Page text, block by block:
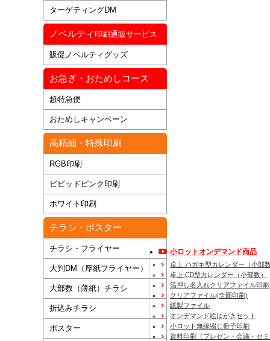
ターゲティングDM
ノベルティ 印刷通販サービス
販促ノベルティグッズ
お急ぎ・おためしコース
超特急便
おためしキャンペーン
高精細・特殊印刷
RGB印刷
ビビッドピンク印刷
ホワイト印刷
チラシ・ポスター
チラシ・フライヤー
大判DM（厚紙フライヤー）
大部数（薄紙）チラシ
折込みチラシ
ポスター
小ロットオンデマンド商品
卓上 ハガキ型カレンダー（小部
卓上 CD型カレンダー（小部数）
箔押し名入れクリアファイル印刷
クリアファイル(全面印刷)
紙製ファイル
オンデマンド絵はがきセット
小ロット無線綴じ冊子印刷
資料印刷
（プレゼン・会議・セ